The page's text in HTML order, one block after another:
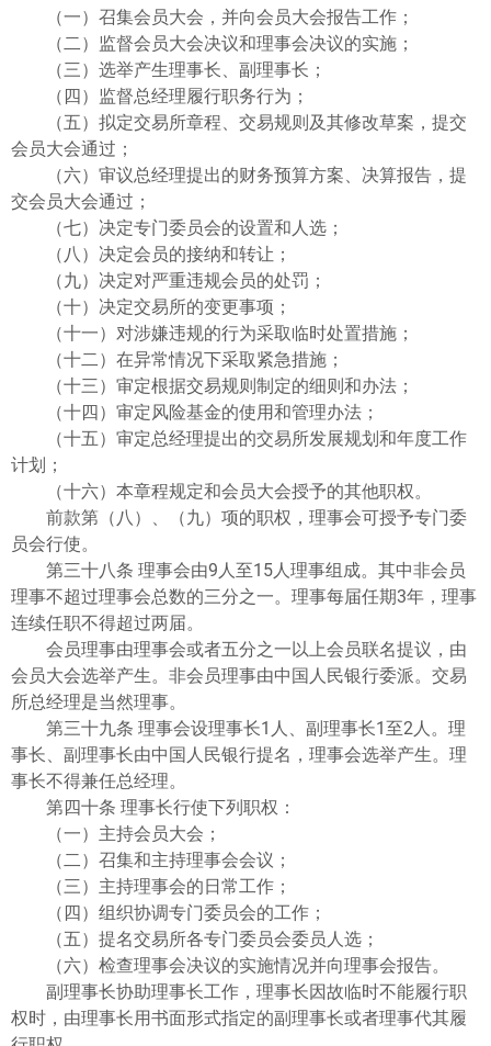
（一）召集会员大会，并向会员大会报告工作；
（二）监督会员大会决议和理事会决议的实施；
（三）选举产生理事长、副理事长；
（四）监督总经理履行职务行为；
（五）拟定交易所章程、交易规则及其修改草案，提交
会员大会通过；
（六）审议总经理提出的财务预算方案、决算报告，提
交会员大会通过；
（七）决定专门委员会的设置和人选；
（八）决定会员的接纳和转让；
（九）决定对严重违规会员的处罚；
（十）决定交易所的变更事项；
（十一）对涉嫌违规的行为采取临时处置措施；
（十二）在异常情况下采取紧急措施；
（十三）审定根据交易规则制定的细则和办法；
（十四）审定风险基金的使用和管理办法；
（十五）审定总经理提出的交易所发展规划和年度工作
计划；
（十六）本章程规定和会员大会授予的其他职权。
前款第（八）、（九）项的职权，理事会可授予专门委
员会行使。
第三十八条 理事会由9人至15人理事组成。其中非会员
理事不超过理事会总数的三分之一。理事每届任期3年，理事
连续任职不得超过两届。
会员理事由理事会或者五分之一以上会员联名提议，由
会员大会选举产生。非会员理事由中国人民银行委派。交易
所总经理是当然理事。
第三十九条 理事会设理事长1人、副理事长1至2人。理
事长、副理事长由中国人民银行提名，理事会选举产生。理
事长不得兼任总经理。
第四十条 理事长行使下列职权：
（一）主持会员大会；
（二）召集和主持理事会会议；
（三）主持理事会的日常工作；
（四）组织协调专门委员会的工作；
（五）提名交易所各专门委员会委员人选；
（六）检查理事会决议的实施情况并向理事会报告。
副理事长协助理事长工作，理事长因故临时不能履行职
权时，由理事长用书面形式指定的副理事长或者理事代其履